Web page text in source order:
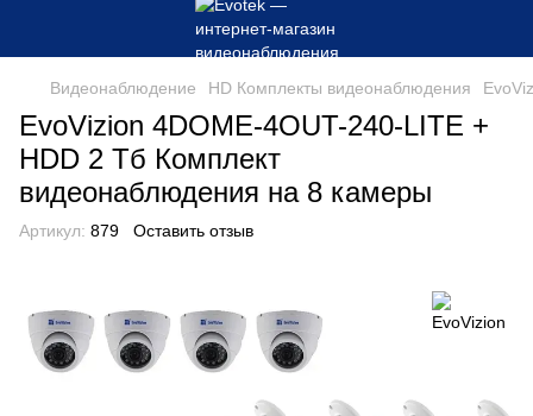
Видеонаблюдение HD Комплекты видеонаблюдения
EvoVizion 4DOME-4OUT-240-LITE +
HDD 2 Тб Комплект
видеонаблюдения на 8 камеры
Артикул: 879 Оставить отзыв